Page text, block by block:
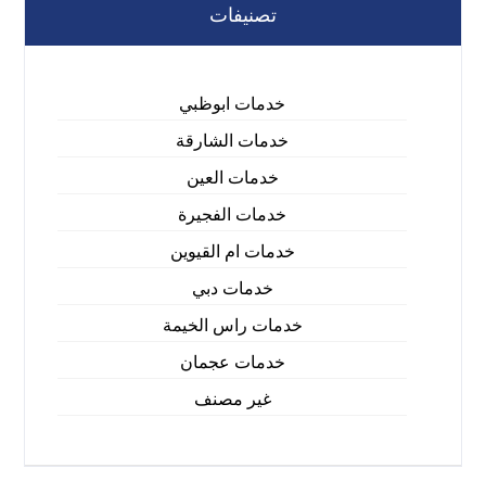
تصنيفات
خدمات ابوظبي
خدمات الشارقة
خدمات العين
خدمات الفجيرة
خدمات ام القيوين
خدمات دبي
خدمات راس الخيمة
خدمات عجمان
غير مصنف